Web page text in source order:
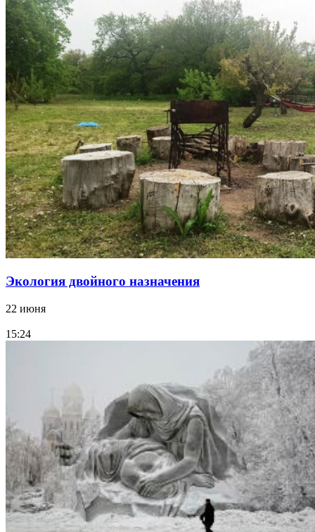
Экология двойного назначения
22 июня
15:24